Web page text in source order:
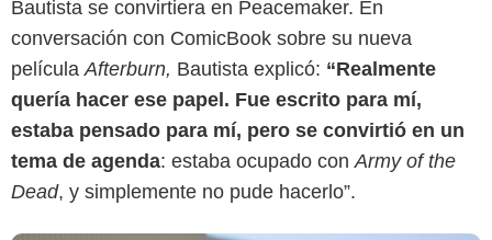
Bautista se convirtiera en Peacemaker. En
conversación con ComicBook sobre su nueva
película Afterburn, Bautista explicó: “Realmente
quería hacer ese papel. Fue escrito para mí,
estaba pensado para mí, pero se convirtió en un
tema de agenda: estaba ocupado con Army of the
Dead, y simplemente no pude hacerlo”.